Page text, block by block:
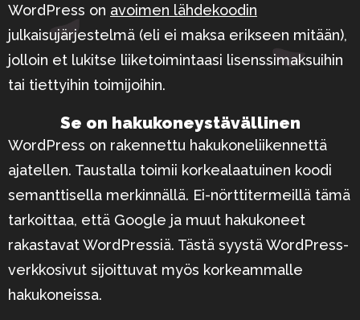
WordPress on avoimen lähdekoodin
julkaisujärjestelmä (eli ei maksa erikseen mitään),
jolloin et lukitse liiketoimintaasi lisenssimaksuihin
tai tiettyihin toimijoihin.
Se on hakukone­ystävällinen
WordPress on rakennettu hakukoneliikennettä
ajatellen. Taustalla toimii korkealaatuinen koodi
semanttisella merkinnällä. Ei-nörttitermeillä tämä
tarkoittaa, että Google ja muut hakukoneet
rakastavat WordPressiä. Tästä syystä WordPress-
verkkosivut sijoittuvat myös korkeammalle
hakukoneissa.